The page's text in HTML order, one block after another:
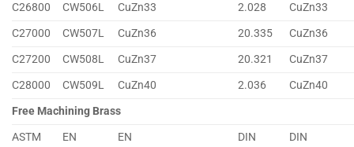
C26800
CW506L CuZn33 2.028
CuZn33
C27000
CW507L CuZn36 20.335
CuZn36
C27200
CW508L CuZn37 20.321
CuZn37
C28000
CW509L CuZn40 2.036
CuZn40
Free Machining Brass
ASTM
EN EN DIN DIN